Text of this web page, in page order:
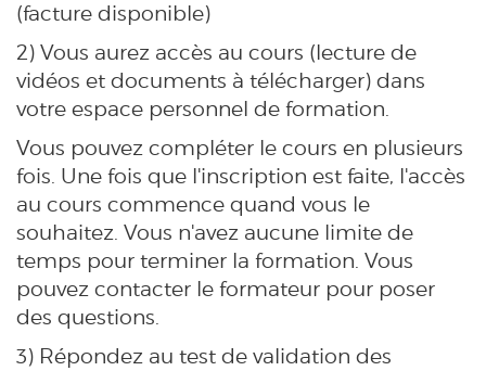
(facture disponible)
2) Vous aurez accès au cours (lecture de
vidéos et documents à télécharger) dans
votre espace personnel de formation.
Vous pouvez compléter le cours en plusieurs
fois. Une fois que l'inscription est faite, l'accès
au cours commence quand vous le
souhaitez. Vous n'avez aucune limite de
temps pour terminer la formation. Vous
pouvez contacter le formateur pour poser
des questions.
3) Répondez au test de validation des